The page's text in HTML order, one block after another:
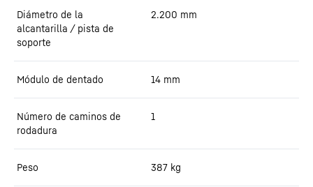
Diámetro de la
alcantarilla / pista de
soporte
2.200 mm
Módulo de dentado 14 mm
Número de caminos de
rodadura
1
Peso 387 kg